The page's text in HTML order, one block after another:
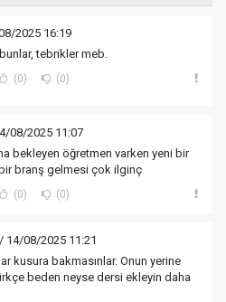
2025 16:19
tebrikler meb.
(0) (0)
08/2025 11:07
bekleyen öğretmen varken yeni bir
branş gelmesi çok ilginç
(0) (0)
/ 14/08/2025 11:21
kusura bakmasınlar. Onun yerine
beden neyse dersi ekleyin daha